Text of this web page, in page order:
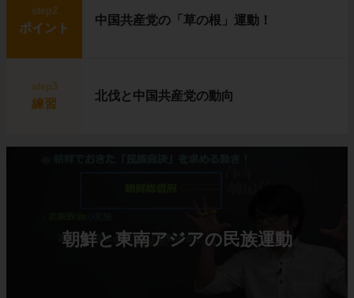
step2
ポイント
中国共産党の「草の根」運動！
step3
練習
北伐と中国共産党の動向
朝鮮と東南アジアの民族運動